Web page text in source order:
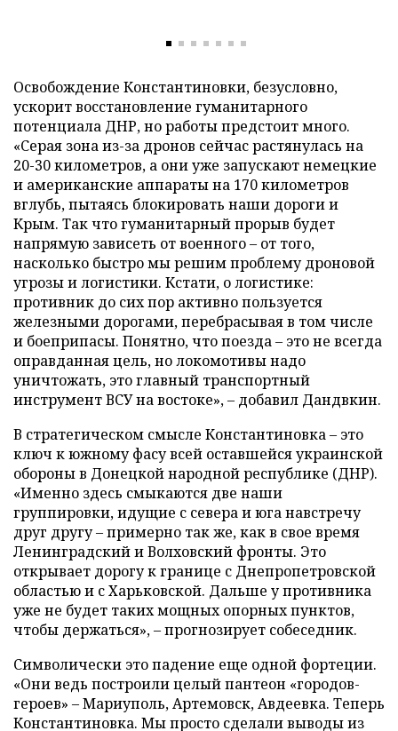
Освобождение Константиновки, безусловно,
ускорит восстановление гуманитарного
потенциала ДНР, но работы предстоит много.
«Серая зона из-за дронов сейчас растянулась на
20-30 километров, а они уже запускают немецкие
и американские аппараты на 170 километров
вглубь, пытаясь блокировать наши дороги и
Крым. Так что гуманитарный прорыв будет
напрямую зависеть от военного – от того,
насколько быстро мы решим проблему дроновой
угрозы и логистики. Кстати, о логистике:
противник до сих пор активно пользуется
железными дорогами, перебрасывая в том числе
и боеприпасы. Понятно, что поезда – это не всегда
оправданная цель, но локомотивы надо
уничтожать, это главный транспортный
инструмент ВСУ на востоке», – добавил Дандвкин.
В стратегическом смысле Константиновка – это
ключ к южному фасу всей оставшейся украинской
обороны в Донецкой народной республике (ДНР).
«Именно здесь смыкаются две наши
группировки, идущие с севера и юга навстречу
друг другу – примерно так же, как в свое время
Ленинградский и Волховский фронты. Это
открывает дорогу к границе с Днепропетровской
областью и с Харьковской. Дальше у противника
уже не будет таких мощных опорных пунктов,
чтобы держаться», – прогнозирует собеседник.
Символически это падение еще одной фортеции.
«Они ведь построили целый пантеон «городов-
героев» – Мариуполь, Артемовск, Авдеевка. Теперь
Константиновка. Мы просто сделали выводы из